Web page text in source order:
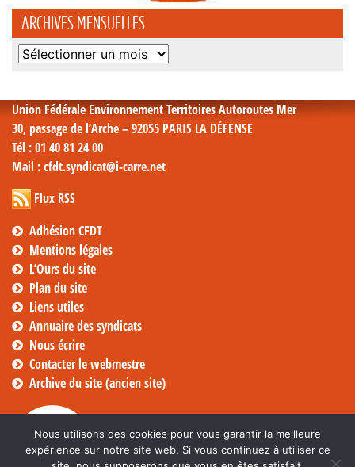
ARCHIVES MENSUELLES
Archives
Union Fédérale Environnement Territoires Autoroutes Mer
30, passage de l’Arche – 92055 PARIS LA DÉFENSE
Tél : 01 40 81 24 00
Mail : cfdt.syndicat@i-carre.net
Flux RSS
Adhésion CFDT
Mentions légales
L’Ours du site
Plan du site
Liens utiles
Annuaire des syndicats
Nous écrire
Contacter le webmestre
Archive du site (ancien site)
Nous utilisons des cookies pour vous garantir la meilleure
expérience sur notre site web. Si vous continuez à utiliser ce